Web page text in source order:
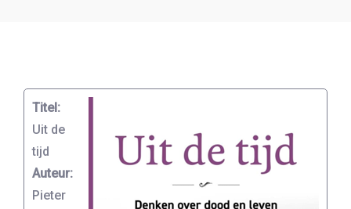
Titel:
Uit de
tijd
Auteur:
Pieter